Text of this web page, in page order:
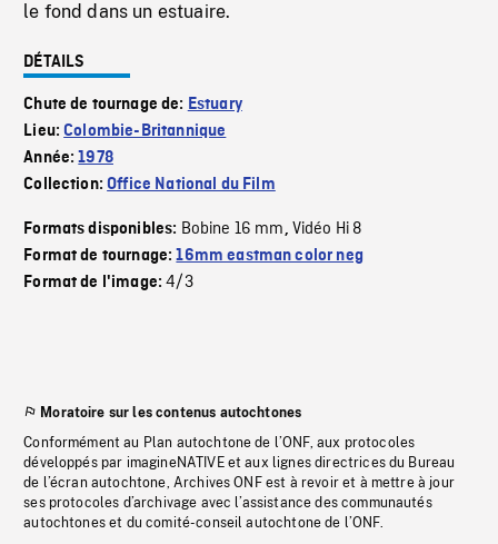
le fond dans un estuaire.
DÉTAILS
Chute de tournage de: Estuary
Lieu:Colombie-Britannique
Année:1978
Collection:Office National du Film
Formats disponibles: Bobine 16 mm, Vidéo Hi 8
Format de tournage:16mm eastman color neg
Format de l'image:4/3
Moratoire sur les contenus autochtones
Conformément au Plan autochtone de l’ONF, aux protocoles
développés par imagineNATIVE et aux lignes directrices du Bureau
de l’écran autochtone, Archives ONF est à revoir et à mettre à jour
ses protocoles d’archivage avec l’assistance des communautés
autochtones et du comité-conseil autochtone de l’ONF.